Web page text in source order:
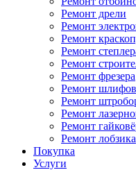
Ремонт дрели
Ремонт
Ремонт
Ремонт
Ремонт
Ремонт фрезера
Ремонт
Ремонт
Ремонт
Ремонт
Ремонт лобзика
Покупка
Услуги